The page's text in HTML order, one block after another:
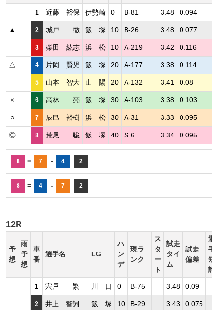
1 近藤 裕保 伊勢崎 0 B-81 3.48 0.094
▲ 2 城戸 徹 飯 塚 10 B-26 3.48 0.077
3 柴田 紘志 浜 松 10 A-219 3.42 0.116
△ 4 片岡 賢児 飯 塚 20 A-177 3.38 0.114
5 山本 智大 山 陽 20 A-132 3.41 0.08
× 6 高林 亮 飯 塚 30 A-103 3.38 0.103
○ 7 辰巳 裕樹 浜 松 30 A-31 3.33 0.095
◎ 8 荒尾 聡 飯 塚 40 S-6 3.34 0.095
8 = 7 - 4 2
8 = 4 - 7 2
12R
予
想
雨
予
想
車
番
選手名 LG
ハ
ン
デ
現ラ
ンク
ス
タ
ー
ト
試走
タイ
ム
試走
偏差
選
手
短
評
1 宍戸 繁 川 口 0 B-75 3.48 0.09
2 井上 智詞 飯 塚 10 B-29 3.43 0.075